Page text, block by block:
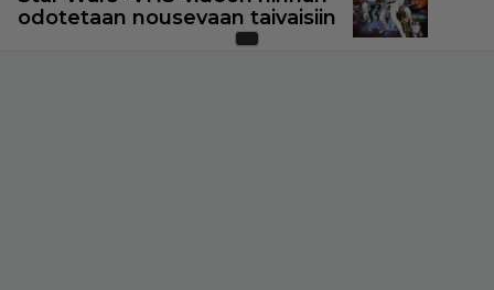
odotetaan nousevaan taivaisiin